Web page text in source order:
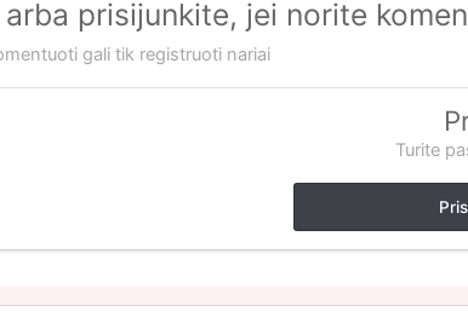
prisijunkite, jei norite
gali tik registruoti nariai
Turite